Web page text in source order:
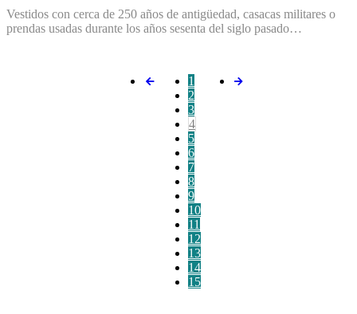
Vestidos con cerca de 250 años de antigüedad, casacas militares o
prendas usadas durante los años sesenta del siglo pasado…
1
2
3
4
5
6
7
8
9
10
11
12
13
14
15